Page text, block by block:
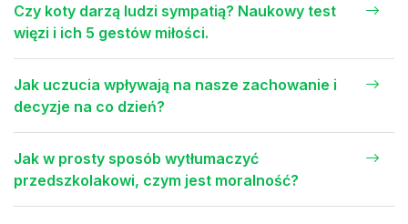
Czy koty darzą ludzi sympatią? Naukowy test
więzi i ich 5 gestów miłości.
Jak uczucia wpływają na nasze zachowanie i
decyzje na co dzień?
Jak w prosty sposób wytłumaczyć
przedszkolakowi, czym jest moralność?